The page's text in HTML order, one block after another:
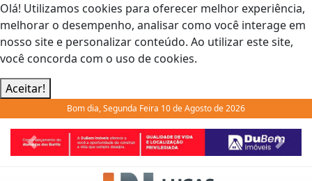
Olá! Utilizamos cookies para oferecer melhor experiência,
melhorar o desempenho, analisar como você interage em
nosso site e personalizar conteúdo. Ao utilizar este site,
você concorda com o uso de cookies.
Aceitar!
Bom dia, Segunda Feira 10 de Agosto de 2026
Previous Next